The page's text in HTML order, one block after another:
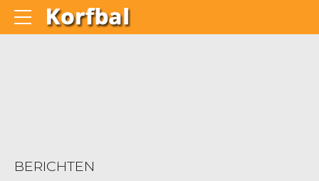
BERICHTEN